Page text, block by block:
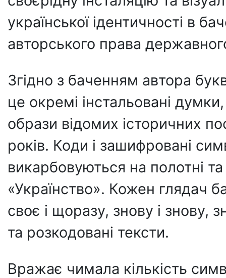
української ідентичності в
авторського права
Згідно з баченням автора
це окремі інстальовані
образи відомих історичних
років. Коди і зашифровані
викарбовуються на полотні
«Українство». Кожен глядач
своє і щоразу, знову і знову,
та розкодовані тексти.
Вражає чимала кількість